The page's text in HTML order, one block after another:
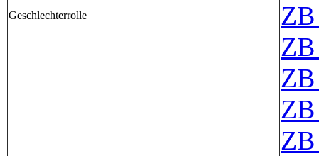
Geschlechterrolle